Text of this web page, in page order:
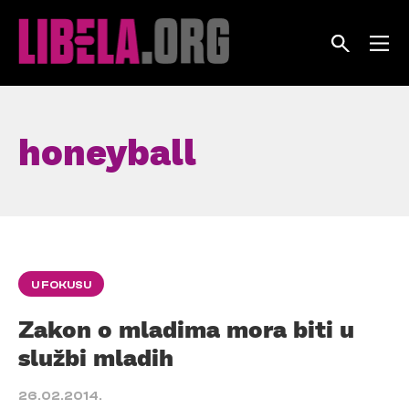
honeyball
U FOKUSU
Zakon o mladima mora biti u
službi mladih
26.02.2014.